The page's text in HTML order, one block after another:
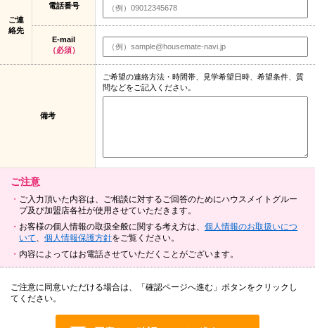
ご連
絡先
電話番号
E-mail
（必須）
備考
ご希望の連絡方法・時間帯、見学希望日時、希望条件、質
問などをご記入ください。
ご注意
ご入力頂いた内容は、ご相談に対するご回答のためにハウスメイトグルー
プ及び加盟店各社が使用させていただきます。
お客様の個人情報の取扱全般に関する考え方は、 個人情報のお取扱いにつ
いて
個人情報保護方針をご覧ください。
内容によってはお電話させていただくことがございます。
ご注意に同意いただける場合は、「確認ページへ進む」ボタンをクリックし
てください。